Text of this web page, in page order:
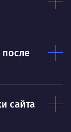
сайта